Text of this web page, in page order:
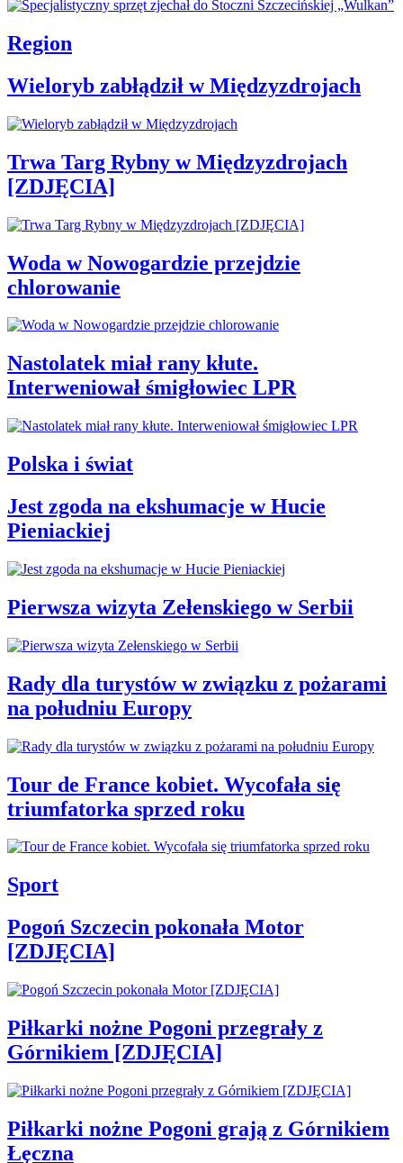
Region
Wieloryb zabłądził w Międzyzdrojach
Trwa Targ Rybny w Międzyzdrojach
[ZDJĘCIA]
Woda w Nowogardzie przejdzie
chlorowanie
Nastolatek miał rany kłute.
Interweniował śmigłowiec LPR
Polska i świat
Jest zgoda na ekshumacje w Hucie
Pieniackiej
Pierwsza wizyta Zełenskiego w Serbii
Rady dla turystów w związku z pożarami
na południu Europy
Tour de France kobiet. Wycofała się
triumfatorka sprzed roku
Sport
Pogoń Szczecin pokonała Motor
[ZDJĘCIA]
Piłkarki nożne Pogoni przegrały z
Górnikiem [ZDJĘCIA]
Piłkarki nożne Pogoni grają z Górnikiem
Łęczna